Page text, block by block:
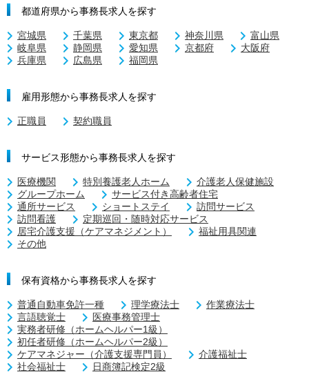
都道府県から事務長求人を探す
宮城県 千葉県 東京都 神奈川県
富山県
岐阜県
静岡県 愛知県 京都府
大阪府
兵庫県
広島県 福岡県
雇用形態から事務長求人を探す
正職員 契約職員
サービス形態から事務長求人を探す
医療機関 特別養護老人ホーム
介護老人保健施設
グループホーム
サービス付き高齢者住宅
通所サービス
ショートステイ
訪問サービス
訪問看護
定期巡回・随時対応サービス
居宅介護支援（ケアマネジメント）
福祉用具関連
その他
保有資格から事務長求人を探す
普通自動車免許一種 理学療法士
作業療法士
言語聴覚士
医療事務管理士
実務者研修（ホームヘルパー1級）
初任者研修（ホームヘルパー2級）
ケアマネジャー（介護支援専門員）
介護福祉士
社会福祉士
日商簿記検定2級